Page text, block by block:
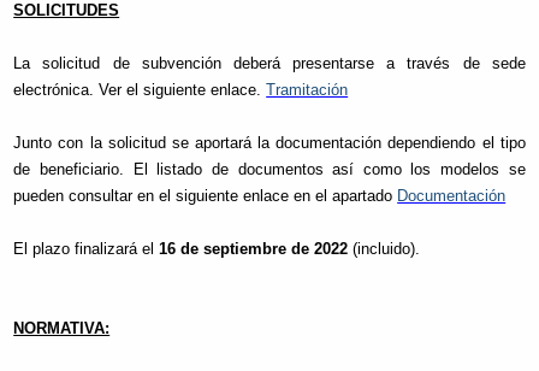
SOLICITUDES
La solicitud de subvención deberá presentarse a través de sede
electrónica. Ver el siguiente enlace.Tramitación
Junto con la solicitud se aportará la documentación dependiendo el tipo
de beneficiario. El listado de documentos así como los modelos se
pueden consultar en el siguiente enlace en el apartado Documentación
El plazo finalizará el16 de septiembre de 2022 (incluido).
NORMATIVA: